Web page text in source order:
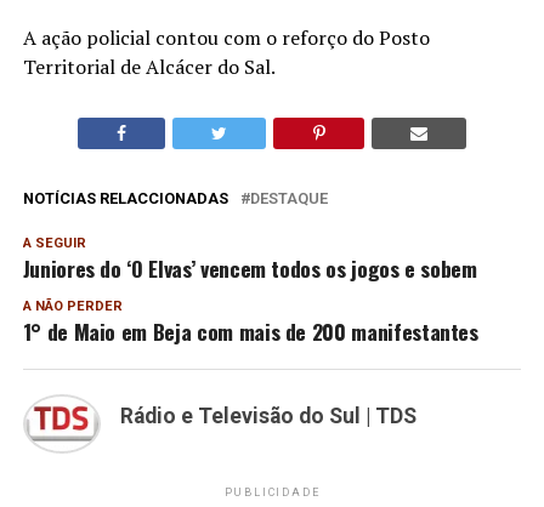
A ação policial contou com o reforço do Posto
Territorial de Alcácer do Sal.
NOTÍCIAS RELACCIONADAS DESTAQUE
A SEGUIR
Juniores do ‘O Elvas’ vencem todos os jogos e sobem
A NÃO PERDER
1° de Maio em Beja com mais de 200 manifestantes
Rádio e Televisão do Sul | TDS
PUBLICIDADE